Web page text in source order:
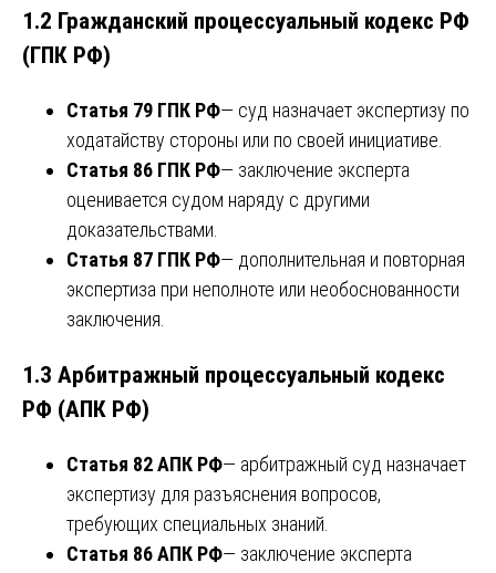
1.2 Гражданский процессуальный кодекс РФ
(ГПК РФ)
Статья 79 ГПК РФ— суд назначает экспертизу по
ходатайству стороны или по своей инициативе.
Статья 86 ГПК РФ— заключение эксперта
оценивается судом наряду с другими
доказательствами.
Статья 87 ГПК РФ— дополнительная и повторная
экспертиза при неполноте или необоснованности
заключения.
1.3 Арбитражный процессуальный кодекс
РФ (АПК РФ)
Статья 82 АПК РФ— арбитражный суд назначает
экспертизу для разъяснения вопросов,
требующих специальных знаний.
Статья 86 АПК РФ— заключение эксперта